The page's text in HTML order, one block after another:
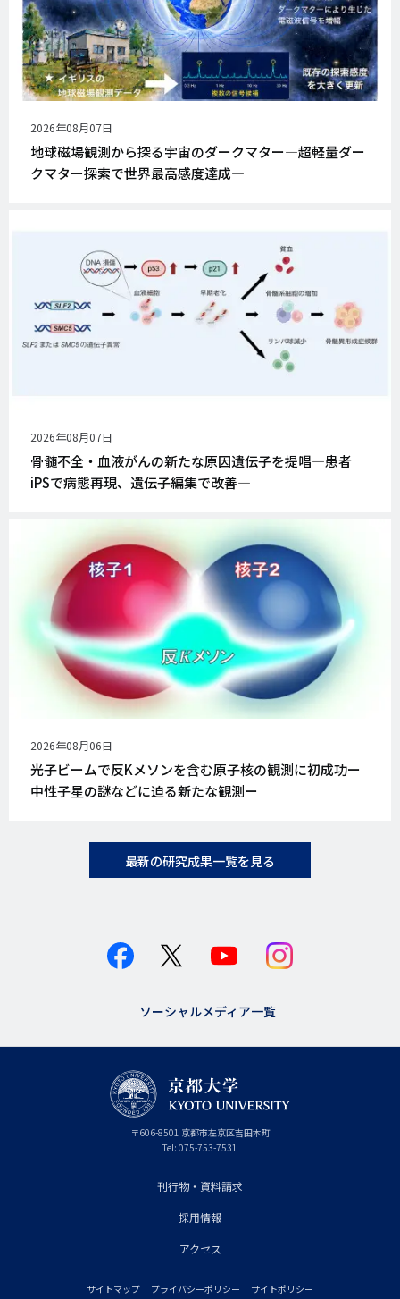
公
開
日
2026年08月07日
地球磁場観測から探る宇宙のダークマター―超軽量ダー
クマター探索で世界最高感度達成―
公
開
日
2026年08月07日
骨髄不全・血液がんの新たな原因遺伝子を提唱―患者
iPSで病態再現、遺伝子編集で改善―
公
開
日
2026年08月06日
光子ビームで反Kメソンを含む原子核の観測に初成功ー
中性子星の謎などに迫る新たな観測ー
最新の研究成果一覧を見る
ソーシャルメディア一覧
〒606-8501 京
都
府
京都市左京区吉田本町
Tel: 075-753-7531
刊行物・資料請求
採用情報
アクセス
サイトマップ プライバシーポリシー サイトポリシー